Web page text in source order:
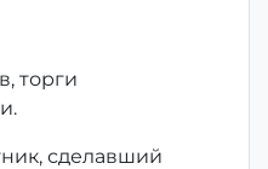
торги
сделавший